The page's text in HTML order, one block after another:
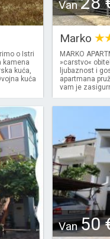
o Istri
kamena
kuća,
kuća
Van
Marko
MARKO
»carstvo«
ljubaznost i
apartmana
vam je
Van50